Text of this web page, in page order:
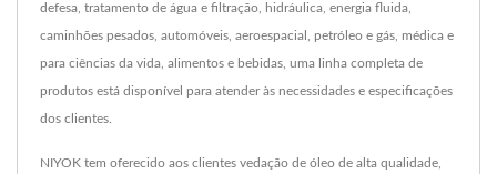
defesa, tratamento de água e filtração, hidráulica, energia fluida,
caminhões pesados, automóveis, aeroespacial, petróleo e gás, médica e
para ciências da vida, alimentos e bebidas, uma linha completa de
produtos está disponível para atender às necessidades e especificações
dos clientes.
NIYOK tem oferecido aos clientes vedação de óleo de alta qualidade,